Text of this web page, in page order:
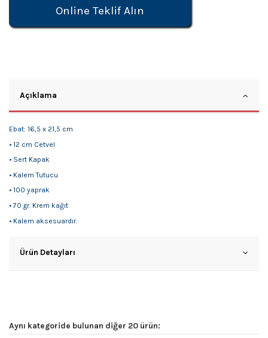
Online Teklif Alın
Açıklama
Ebat: 16,5 x 21,5 cm
• 12 cm Cetvel
• Sert Kapak
• Kalem Tutucu
• 100 yaprak
• 70 gr. Krem kağıt
• Kalem aksesuardır.
Ürün Detayları
Aynı kategoride bulunan diğer 20 ürün: